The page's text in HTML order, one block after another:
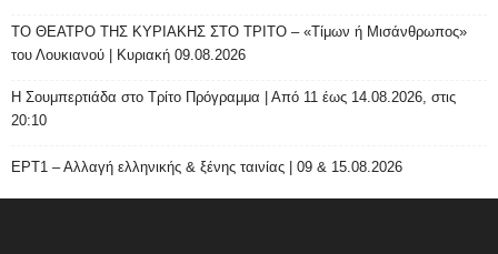
ΤΟ ΘΕΑΤΡΟ ΤΗΣ ΚΥΡΙΑΚΗΣ ΣΤΟ ΤΡΙΤΟ – «Τίμων ή Μισάνθρωπος»
του Λουκιανού | Κυριακή 09.08.2026
H Σουμπερτιάδα στο Τρίτο Πρόγραμμα | Από 11 έως 14.08.2026, στις
20:10
ΕΡΤ1 – Αλλαγή ελληνικής & ξένης ταινίας | 09 & 15.08.2026